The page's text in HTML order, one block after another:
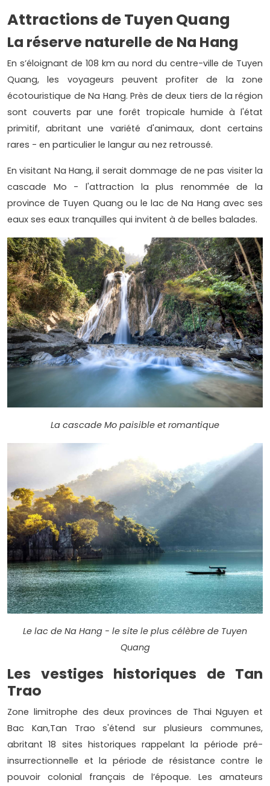
Attractions de Tuyen Quang
La réserve naturelle de Na Hang
En s’éloignant de 108 km au nord du centre-ville de Tuyen
Quang, les voyageurs peuvent profiter de la zone
écotouristique de Na Hang. Près de deux tiers de la région
sont couverts par une forêt tropicale humide à l'état
primitif, abritant une variété d'animaux, dont certains
rares - en particulier le langur au nez retroussé.
En visitant Na Hang, il serait dommage de ne pas visiter la
cascade Mo - l'attraction la plus renommée de la
province de Tuyen Quang ou le lac de Na Hang avec ses
eaux ses eaux tranquilles qui invitent à de belles balades.
La cascade Mo paisible et romantique
Le lac de Na Hang - le site le plus célèbre de Tuyen
Quang
Les vestiges historiques de Tan
Trao
Zone limitrophe des deux provinces de Thai Nguyen et
Bac Kan,Tan Trao s'étend sur plusieurs communes,
abritant 18 sites historiques rappelant la période pré-
insurrectionnelle et la période de résistance contre le
pouvoir colonial français de l’époque. Les amateurs